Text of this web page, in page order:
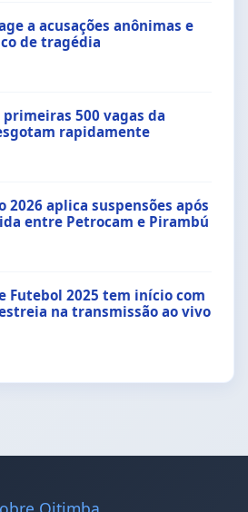
a acusações anônimas e
de tragédia
primeiras 500 vagas da
rapidamente
2026 aplica suspensões após
entre Petrocam e Pirambú
Futebol 2025 tem início com
na transmissão ao vivo